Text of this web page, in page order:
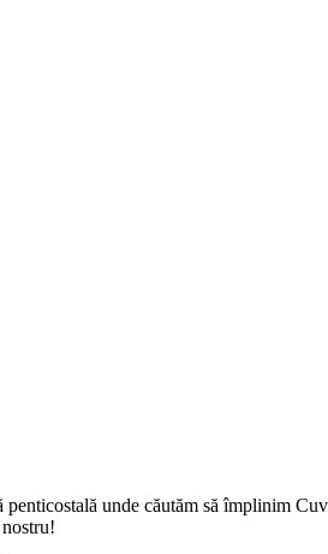
penticostală unde căutăm să împlinim